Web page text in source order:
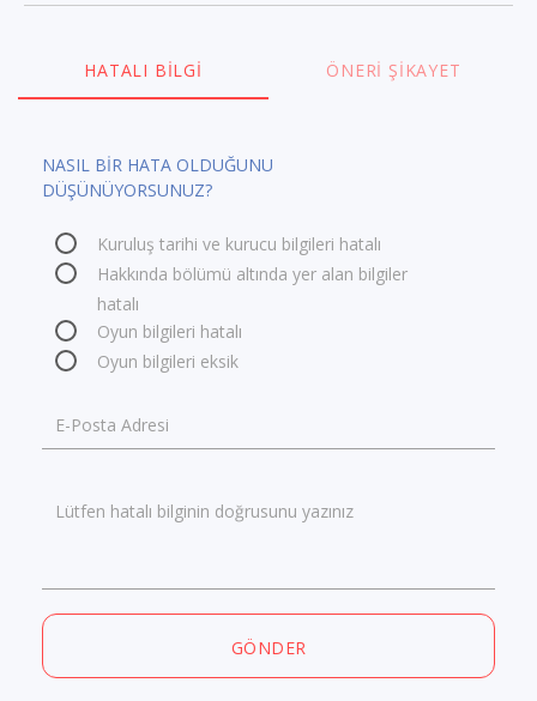
HATALI BILGI ÖNERI ŞIKAYET
NASIL BİR HATA OLDUĞUNU
DÜŞÜNÜYORSUNUZ?
Kuruluş tarihi ve kurucu bilgileri hatalı
Hakkında bölümü altında yer alan bilgiler
hatalı
Oyun bilgileri hatalı
Oyun bilgileri eksik
E-Posta Adresi
Lütfen hatalı bilginin doğrusunu yazınız
GÖNDER